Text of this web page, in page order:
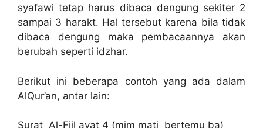
syafawi tetap harus dibaca dengung sekiter 2
sampai 3 harakt. Hal tersebut karena bila tidak
dibaca dengung maka pembacaannya akan
berubah seperti idzhar.
Berikut ini beberapa contoh yang ada dalam
AlQur’an, antar lain:
Surat Al-Fiil ayat 4 (mim mati bertemu ba)